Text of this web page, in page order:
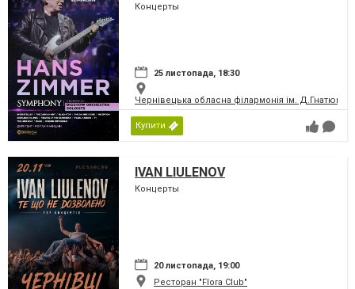
Концерты
25 листопада, 18:30
Чернівецька обласна філармонія ім. Д.Гнатюка
Купити
IVAN LIULENOV
Концерты
20 листопада, 19:00
Ресторан "Flora Club"